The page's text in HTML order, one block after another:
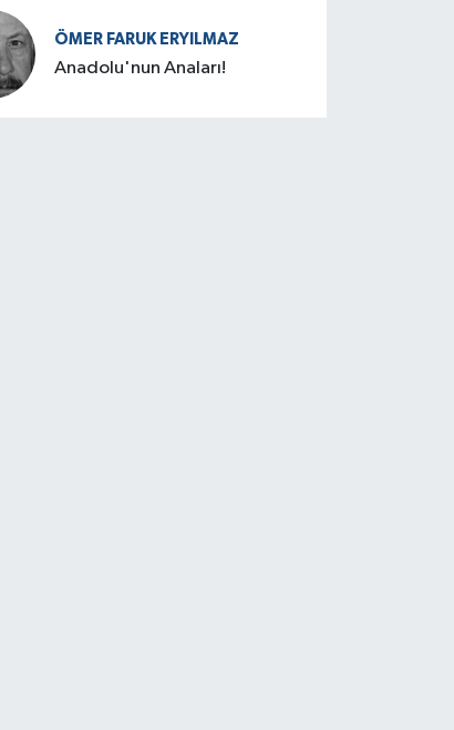
ÖMER FARUK ERYILMAZ
Anadolu'nun Anaları!